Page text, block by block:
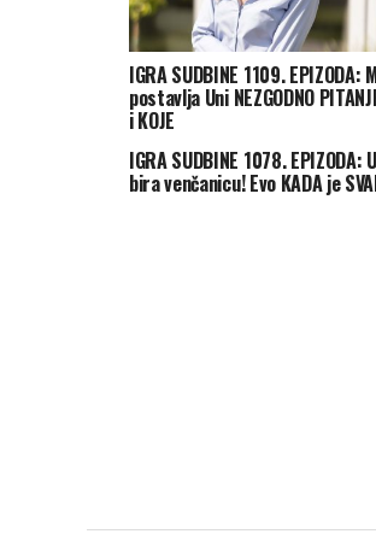
IGRA SUDBINE 1109. EPIZODA:
postavlja Uni NEZGODNO
i KOJE
IGRA SUDBINE 1078. EPIZODA:
bira venčanicu! Evo KADA je